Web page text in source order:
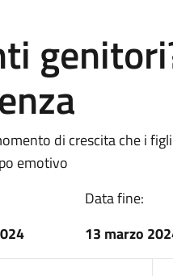
di crescita che i
emotivo
Data fine:
13 marzo